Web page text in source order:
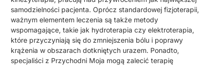
samodzielności pacjenta. Oprócz standardowej fizjoterapii,
ważnym elementem leczenia są także metody
wspomagające, takie jak hydroterapia czy elektroterapia,
które przyczyniają się do zmniejszenia bólu i poprawy
krążenia w obszarach dotkniętych urazem. Ponadto,
specjaliści z Przychodni Moja mogą zalecić terapię